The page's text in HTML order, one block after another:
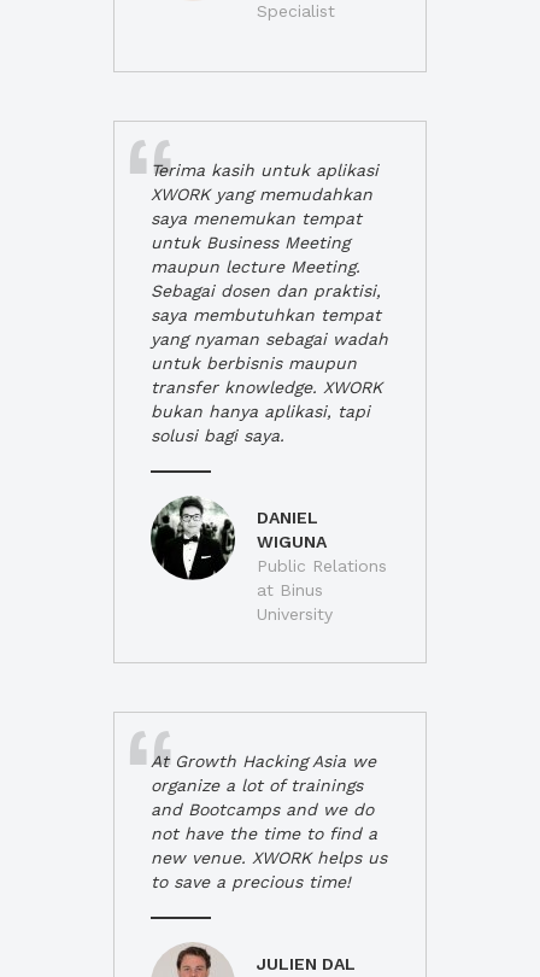
Specialist
Terima kasih untuk aplikasi
XWORK yang memudahkan
saya menemukan tempat
untuk Business Meeting
maupun lecture Meeting.
Sebagai dosen dan praktisi,
saya membutuhkan tempat
yang nyaman sebagai wadah
untuk berbisnis maupun
transfer knowledge. XWORK
bukan hanya aplikasi, tapi
solusi bagi saya.
DANIEL
WIGUNA
Public Relations
at Binus
University
At Growth Hacking Asia we
organize a lot of trainings
and Bootcamps and we do
not have the time to find a
new venue. XWORK helps us
to save a precious time!
JULIEN DAL